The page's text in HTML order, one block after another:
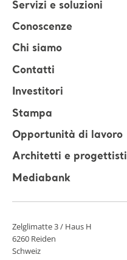
Servizi e soluzioni
Conoscenze
Chi siamo
Contatti
Investitori
Stampa
Opportunità di lavoro
Architetti e progettisti
Mediabank
Zelglimatte 3 / Haus H
6260 Reiden
Schweiz